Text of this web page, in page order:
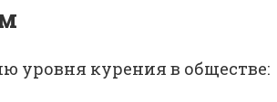
уровня курения в обществе: